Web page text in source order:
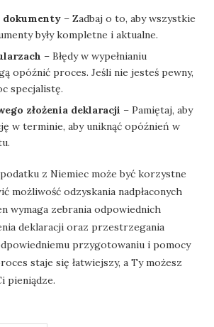
dokumenty – Zadbaj o to, aby wszystkie
były kompletne i aktualne.
– Błędy w wypełnianiu
opóźnić proces. Jeśli nie jesteś pewny,
specjalistę.
złożenia deklaracji – Pamiętaj, aby
w terminie, aby uniknąć opóźnień w
z Niemiec może być korzystne
możliwość odzyskania nadpłaconych
wymaga zebrania odpowiednich
deklaracji oraz przestrzegania
przygotowaniu i pomocy
staje się łatwiejszy, a Ty możesz
pieniądze.